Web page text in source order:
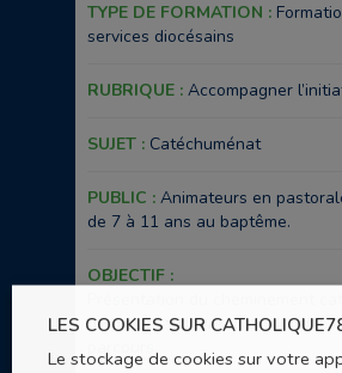
TYPE DE FORMATION :
services diocésains
RUBRIQUE : Accompagner
SUJET : Catéchuménat
PUBLIC : Animateurs en
de 7 à 11 ans au baptême.
OBJECTIF :
de préparation vers le baptême
parcours.
LES COOKIES SUR
Le stockage de cookies sur votre